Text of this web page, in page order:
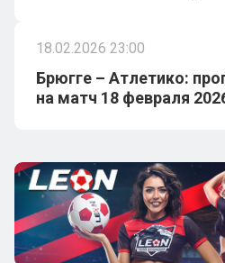
18.02.2026 23:00
Брюгге – Атлетико:
на матч 18 февраля